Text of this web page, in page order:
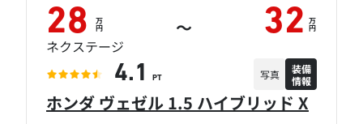
ホンダ ヴェゼル 1.5 ハイブリッド X
28 万
円 ～ 32 万
円
ネクステージ
4.1 PT 写真
装備
情報